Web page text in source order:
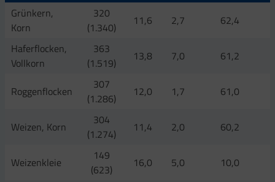
Grünkern,
Korn
320
(1.340)
11,6 2,7
62,4
Haferflocken,
Vollkorn
363
(1.519)
13,8 7,0 61,2
Roggenflocken
307
(1.286)
12,0 1,7 61,0
Weizen, Korn
304
(1.274)
11,4 2,0 60,2
Weizenkleie
149
(623)
16,0 5,0 10,0